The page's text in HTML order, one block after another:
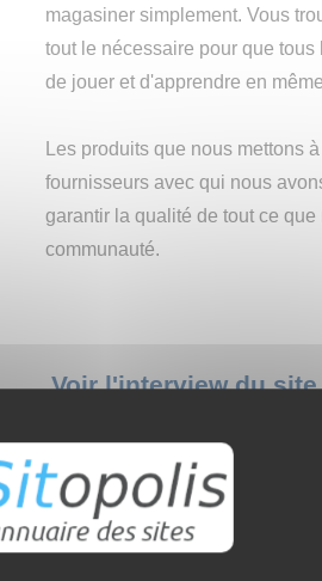
magasiner simplement. Vous
tout le nécessaire pour que
de jouer et d'apprendre en
Les produits que nous mettons
fournisseurs avec qui nous
garantir la qualité de tout ce
communauté.
Voir l'interview du
Taxi Aix-les-Bains